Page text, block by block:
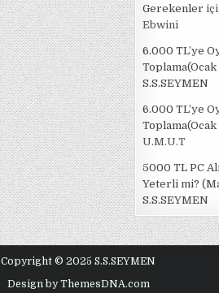
Gerekenler
Ebwini
6.000 TL’ye
S.S.SEYMEN
6.000 TL’ye
U.M.U.T
5000 TL PC
Yeterli mi?
S.S.SEYMEN
Copyright © 2025 S.S.SEYMEN
Design by ThemesDNA.com